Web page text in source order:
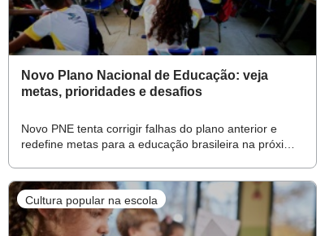
Novo Plano Nacional de Educação: veja
metas, prioridades e desafios
Novo PNE tenta corrigir falhas do plano anterior e
redefine metas para a educação brasileira na próxima
Cultura popular na escola